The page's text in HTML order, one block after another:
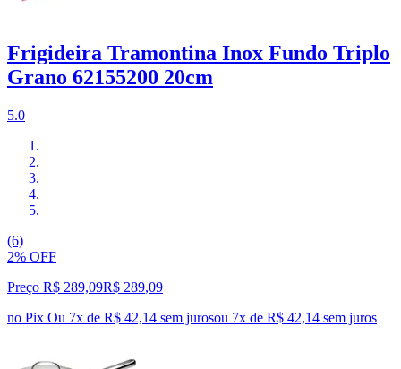
Frigideira Tramontina Inox Fundo Triplo
Grano 62155200 20cm
5.0
(6)
2% OFF
Preço R$ 289,09R$ 289,09
no Pix Ou 7x de R$ 42,14 sem jurosou 7x de R$ 42,14 sem juros